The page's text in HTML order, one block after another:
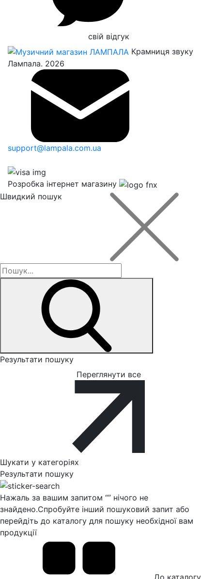
свій відгук
Крамниця звуку
Лампала. 2026
support@lampala.com.ua
Розробка інтернет магазину
Швидкий пошук
Результати пошуку
Переглянути все
Шукати у категоріях
Результати пошуку
Нажаль за вашим запитом “” нічого не
знайдено.Спробуйте інший пошуковий запит або
перейдіть до каталогу для пошуку необхідної вам
продукції